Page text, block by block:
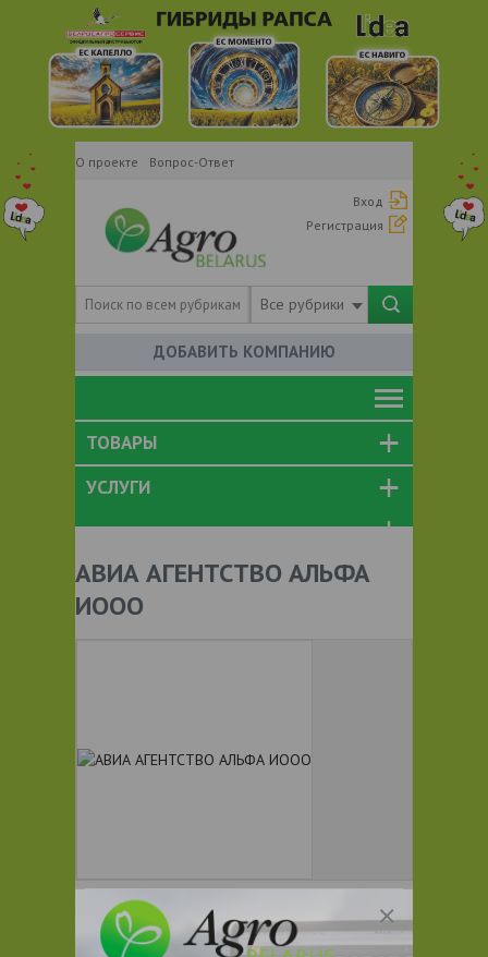
О проекте Вопрос-Ответ
Вход
Регистрация
Все рубрики
ДОБАВИТЬ КОМПАНИЮ
ТОВАРЫ
УСЛУГИ
АВИА АГЕНТСТВО АЛЬФА
ИООО
+ 375Показать телефоны